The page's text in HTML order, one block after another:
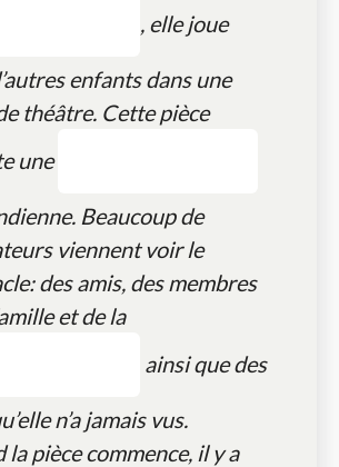
, elle joue
enfants dans une
théâtre. Cette pièce
une
Beaucoup de
viennent voir le
des amis, des membres
et de la
ainsi que des
n’a jamais vus.
la pièce commence, il y a